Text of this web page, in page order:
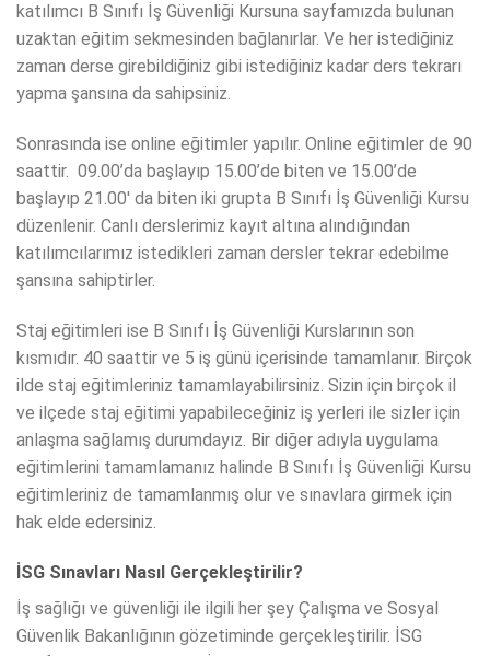
katılımcı B Sınıfı İş Güvenliği Kursuna sayfamızda bulunan
uzaktan eğitim sekmesinden bağlanırlar. Ve her istediğiniz
zaman derse girebildiğiniz gibi istediğiniz kadar ders tekrarı
yapma şansına da sahipsiniz.
Sonrasında ise online eğitimler yapılır. Online eğitimler de 90
saattir. 09.00’da başlayıp 15.00’de biten ve 15.00’de
başlayıp 21.00′ da biten iki grupta B Sınıfı İş Güvenliği Kursu
düzenlenir. Canlı derslerimiz kayıt altına alındığından
katılımcılarımız istedikleri zaman dersler tekrar edebilme
şansına sahiptirler.
Staj eğitimleri ise B Sınıfı İş Güvenliği Kurslarının son
kısmıdır. 40 saattir ve 5 iş günü içerisinde tamamlanır. Birçok
ilde staj eğitimleriniz tamamlayabilirsiniz. Sizin için birçok il
ve ilçede staj eğitimi yapabileceğiniz iş yerleri ile sizler için
anlaşma sağlamış durumdayız. Bir diğer adıyla uygulama
eğitimlerini tamamlamanız halinde B Sınıfı İş Güvenliği Kursu
eğitimleriniz de tamamlanmış olur ve sınavlara girmek için
hak elde edersiniz.
İSG Sınavları Nasıl Gerçekleştirilir?
İş sağlığı ve güvenliği ile ilgili her şey Çalışma ve Sosyal
Güvenlik Bakanlığının gözetiminde gerçekleştirilir. İSG